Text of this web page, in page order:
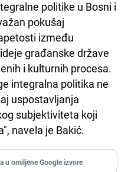
politike u Bosni i
pokušaj
između
građanske države
i kulturnih procesa.
integralna politika ne
uspostavljanja
subjektiviteta koji
navela je Bakić.
u omiljene Google izvore